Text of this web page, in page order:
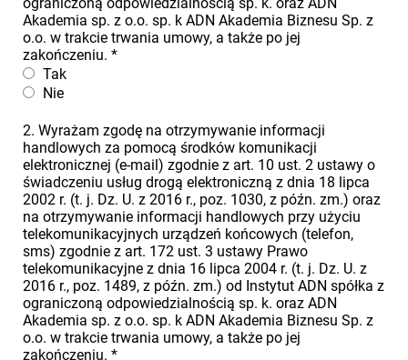
Akademia sp. z o.o. sp. k ADN Akademia Biznesu Sp. z
o.o. w trakcie trwania umowy, a także po jej
zakończeniu. *
Tak
Nie
2. Wyrażam zgodę na otrzymywanie informacji
handlowych za pomocą środków komunikacji
elektronicznej (e-mail) zgodnie z art. 10 ust. 2 ustawy o
świadczeniu usług drogą elektroniczną z dnia 18 lipca
2002 r. (t. j. Dz. U. z 2016 r., poz. 1030, z późn. zm.) oraz
na otrzymywanie informacji handlowych przy użyciu
telekomunikacyjnych urządzeń końcowych (telefon,
sms) zgodnie z art. 172 ust. 3 ustawy Prawo
telekomunikacyjne z dnia 16 lipca 2004 r. (t. j. Dz. U. z
2016 r., poz. 1489, z późn. zm.) od Instytut ADN spółka z
ograniczoną odpowiedzialnością sp. k. oraz ADN
Akademia sp. z o.o. sp. k ADN Akademia Biznesu Sp. z
o.o. w trakcie trwania umowy, a także po jej
zakończeniu. *